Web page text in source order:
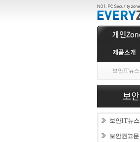
보안IT뉴스
보안IT뉴스
보안권고문